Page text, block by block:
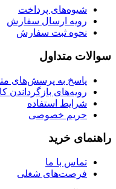
شیوه‌های پرداخت
رویه ارسال سفارش
نحوه ثبت سفارش
سوالات متداول
پاسخ به پرسش‌های
رویه‌های بازگرداندن
شرایط استفاده
حریم خصوصی
راهنمای خرید
تماس با ما
فرصت‌های شغلی